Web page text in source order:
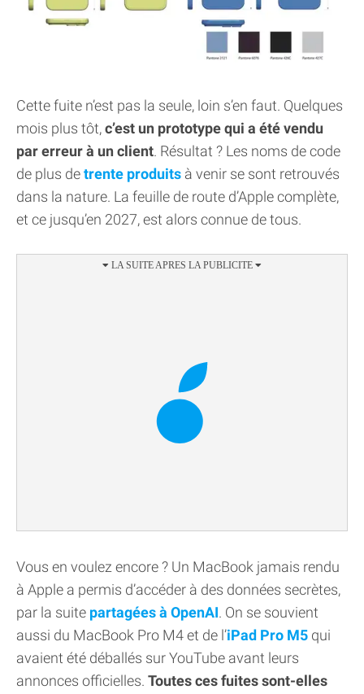
Cette fuite n’est pas la seule, loin s’en faut. Quelques
mois plus tôt,c’est un prototype qui a été vendu
par erreur à un client. Résultat ? Les noms de code
de plus detrente produits à venir se sont retrouvés
dans la nature. La feuille de route d’Apple complète,
et ce jusqu’en 2027, est alors connue de tous.
Vous en voulez encore ? Un MacBook jamais rendu
à Apple a permis d’accéder à des données secrètes,
par la suite partagées à OpenAI. On se souvient
aussi du MacBook Pro M4 et de l’iPad Pro M5 qui
avaient été déballés sur YouTube avant leurs
annonces officielles. Toutes ces fuites sont-elles